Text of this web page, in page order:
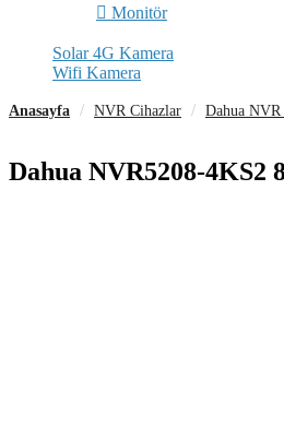
Monitör
Solar 4G Kamera
Wifi Kamera
Anasayfa NVR Cihazlar Dahua NVR
Dahua NVR5208-4KS2